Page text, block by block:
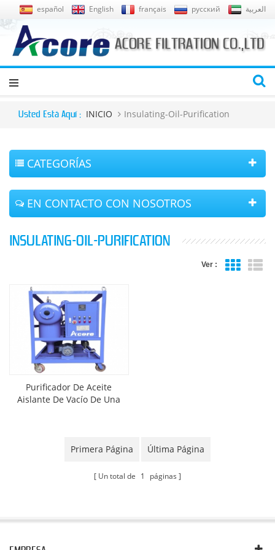
español English français русский العربية
Usted Está Aquí : INICIO Insulating-Oil-Purification
CATEGORÍAS
EN CONTACTO CON NOSOTROS
INSULATING-OIL-PURIFICATION
Ver :
Purificador De Aceite
Aislante De Vacío De Una
Primera Página Última Página
Un total de 1 páginas